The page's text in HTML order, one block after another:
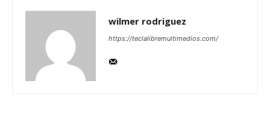
wilmer rodriguez
https://teclalibremultimedios.com/